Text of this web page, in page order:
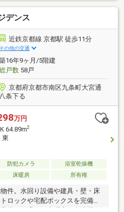
デンス
近鉄京都線 京都駅 徒歩11分
その他の交通
16年9ヶ月/5階建
戸数58戸
京都府京都市南区九条町大宮通
八条下る
万円
64.89m2
東
防犯カメラ
浴室乾燥機
床暖房 所有権
件。水回り設備や建具・壁・床
ロックや宅配ボックスを完備し